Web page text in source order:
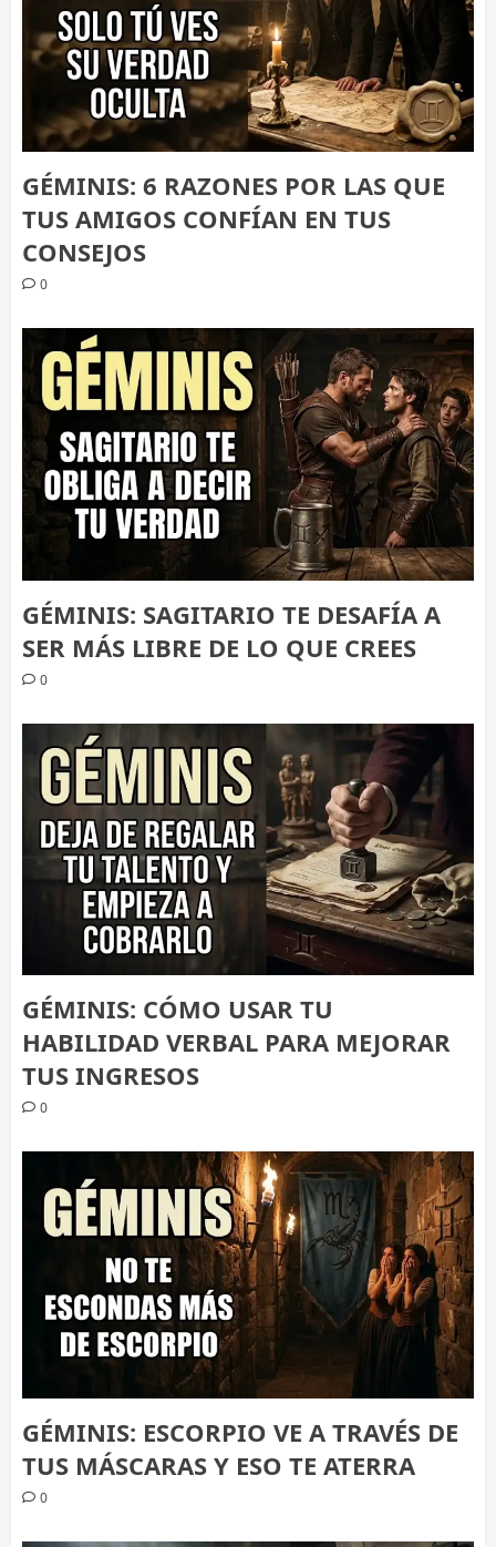
GÉMINIS: 6 RAZONES POR LAS QUE
TUS AMIGOS CONFÍAN EN TUS
CONSEJOS
0
GÉMINIS: SAGITARIO TE DESAFÍA A
SER MÁS LIBRE DE LO QUE CREES
0
GÉMINIS: CÓMO USAR TU
HABILIDAD VERBAL PARA MEJORAR
TUS INGRESOS
0
GÉMINIS: ESCORPIO VE A TRAVÉS DE
TUS MÁSCARAS Y ESO TE ATERRA
0